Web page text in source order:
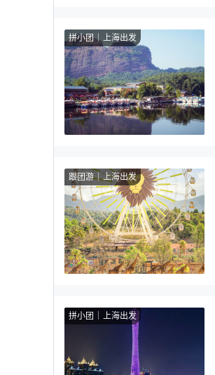
拼小团 上海出发
跟团游 上海出发
拼小团 上海出发